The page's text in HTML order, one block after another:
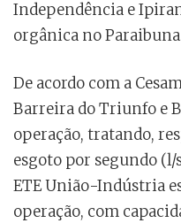
Independência e
orgânica no
De acordo com a
Barreira do Triunfo e
operação, tratando,
esgoto por segundo (l/
ETE União-Indústria
operação, com